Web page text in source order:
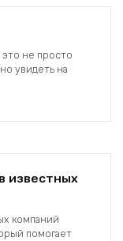
не просто
увидеть на
известных
компаний
помогает